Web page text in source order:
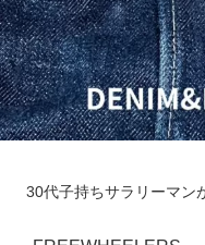
30代子持ちサラリーマン